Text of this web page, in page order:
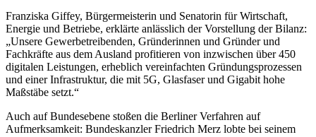
Franziska Giffey, Bürgermeisterin und Senatorin für Wirtschaft,
Energie und Betriebe, erklärte anlässlich der Vorstellung der Bilanz:
„Unsere Gewerbetreibenden, Gründerinnen und Gründer und
Fachkräfte aus dem Ausland profitieren von inzwischen über 450
digitalen Leistungen, erheblich vereinfachten Gründungsprozessen
und einer Infrastruktur, die mit 5G, Glasfaser und Gigabit hohe
Maßstäbe setzt.“
Auch auf Bundesebene stoßen die Berliner Verfahren auf
Aufmerksamkeit: Bundeskanzler Friedrich Merz lobte bei seinem